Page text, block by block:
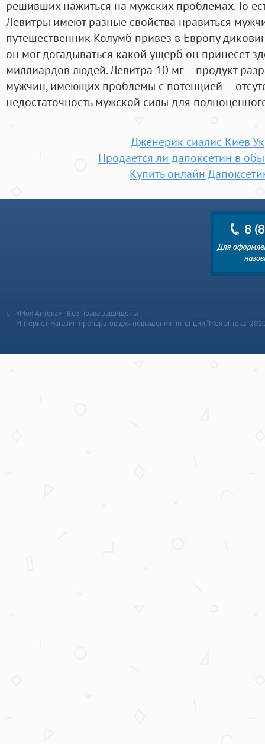
решивших нажиться на мужских проблемах. То
Левитры имеют разные свойства нравиться
путешественник Колумб привез в Европу
он мог догадываться какой ущерб он принесет
миллиардов людей. Левитра 10 мг — продукт
мужчин, имеющих проблемы с потенцией —
недостаточность мужской силы для
Дженерик сиалис Киев
Продается ли дапоксетин в
Купить онлайн
«Моя Аптека» | Все права защищены
Интернет-магазин препаратов для повышения потенции “Моя аптека”